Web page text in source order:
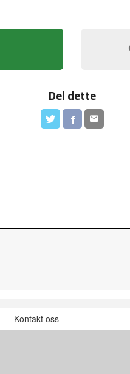
Del dette
Kontakt oss